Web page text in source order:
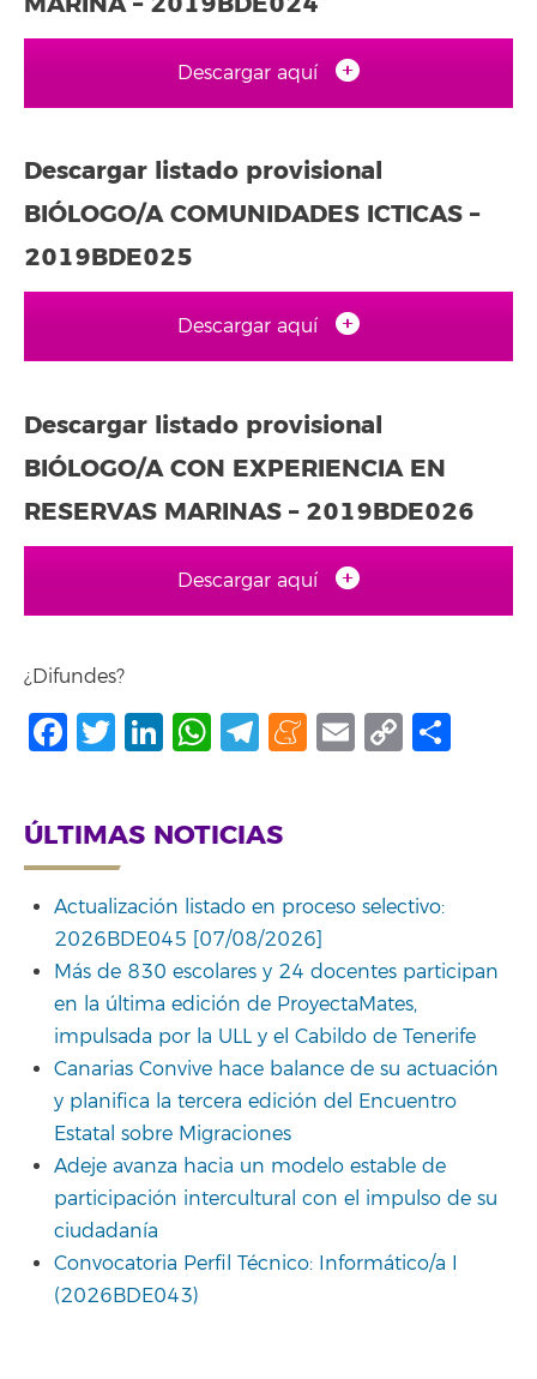
Descargar aquí
Descargar listado provisional
BIÓLOGO/A COMUNIDADES ICTICAS –
2019BDE025
Descargar aquí
Descargar listado provisional
BIÓLOGO/A CON EXPERIENCIA EN
RESERVAS MARINAS – 2019BDE026
Descargar aquí
¿Difundes?
Facebook
Twitter
LinkedIn
WhatsApp
Telegram
Meneame
Email
Copy
ÚLTIMAS NOTICIAS
Actualización listado en proceso selectivo:
2026BDE045 [07/08/2026]
Más de 830 escolares y 24 docentes participan
en la última edición de ProyectaMates,
impulsada por la ULL y el Cabildo de Tenerife
Canarias Convive hace balance de su actuación
y planifica la tercera edición del Encuentro
Estatal sobre Migraciones
Adeje avanza hacia un modelo estable de
participación intercultural con el impulso de su
ciudadanía
Convocatoria Perfil Técnico: Informático/a I
(2026BDE043)